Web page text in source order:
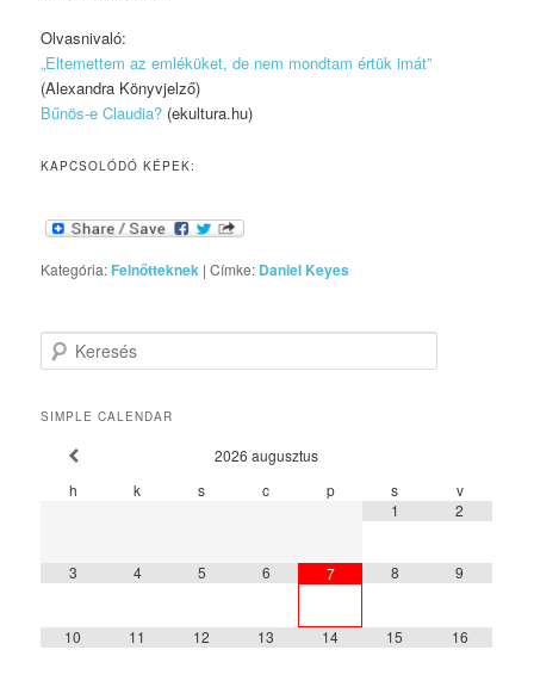
Olvasnivaló:
„Eltemettem az emléküket, de nem mondtam értük imát”
(Alexandra Könyvjelző)
Bűnös-e Claudia? (ekultura.hu)
KAPCSOLÓDÓ KÉPEK:
Kategória: Felnőtteknek |Címke: Daniel Keyes
Keresés
SIMPLE CALENDAR
2026 augusztus
h
k s c p s
v
1
2
3 4 5 6 7 8 9
10 11 12 13 14 15 16